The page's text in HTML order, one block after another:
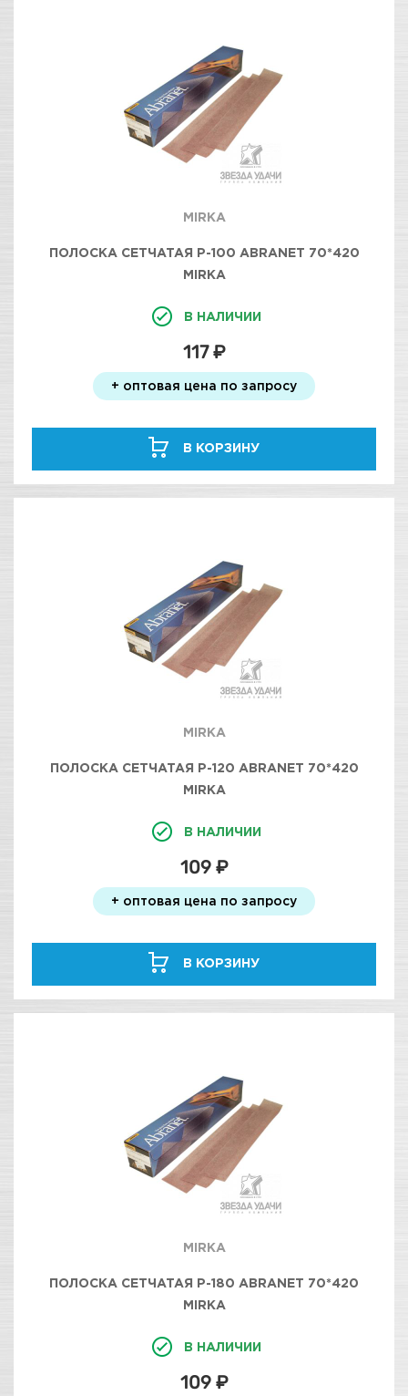
MIRKA
ПОЛОСКА СЕТЧАТАЯ Р-100 ABRANET 70*420
MIRKA
В НАЛИЧИИ
117 ₽
+ оптовая цена по запросу
В КОРЗИНУ
MIRKA
ПОЛОСКА СЕТЧАТАЯ Р-120 ABRANET 70*420
MIRKA
В НАЛИЧИИ
109 ₽
+ оптовая цена по запросу
В КОРЗИНУ
MIRKA
ПОЛОСКА СЕТЧАТАЯ Р-180 ABRANET 70*420
MIRKA
В НАЛИЧИИ
109 ₽